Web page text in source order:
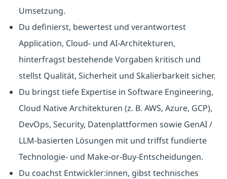
Umsetzung.
Du definierst, bewertest und verantwortest
Application, Cloud- und AI-Architekturen,
hinterfragst bestehende Vorgaben kritisch und
stellst Qualität, Sicherheit und Skalierbarkeit sicher.
Du bringst tiefe Expertise in Software Engineering,
Cloud Native Architekturen (z. B. AWS, Azure, GCP),
DevOps, Security, Datenplattformen sowie GenAI /
LLM-basierten Lösungen mit und triffst fundierte
Technologie- und Make-or-Buy-Entscheidungen.
Du coachst Entwickler:innen, gibst technisches